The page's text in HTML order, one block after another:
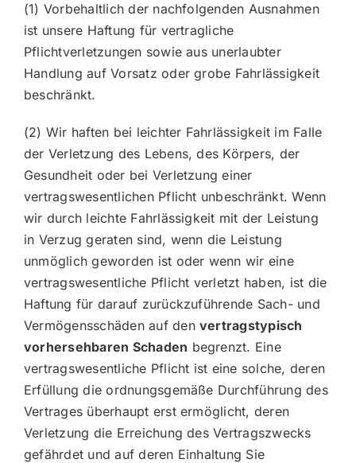
(1) Vorbehaltlich der nachfolgenden Ausnahmen
ist unsere Haftung für vertragliche
Pflichtverletzungen sowie aus unerlaubter
Handlung auf Vorsatz oder grobe Fahrlässigkeit
beschränkt.
(2) Wir haften bei leichter Fahrlässigkeit im Falle
der Verletzung des Lebens, des Körpers, der
Gesundheit oder bei Verletzung einer
vertragswesentlichen Pflicht unbeschränkt. Wenn
wir durch leichte Fahrlässigkeit mit der Leistung
in Verzug geraten sind, wenn die Leistung
unmöglich geworden ist oder wenn wir eine
vertragswesentliche Pflicht verletzt haben, ist die
Haftung für darauf zurückzuführende Sach- und
Vermögensschäden auf den vertragstypisch
vorhersehbaren Schaden begrenzt. Eine
vertragswesentliche Pflicht ist eine solche, deren
Erfüllung die ordnungsgemäße Durchführung des
Vertrages überhaupt erst ermöglicht, deren
Verletzung die Erreichung des Vertragszwecks
gefährdet und auf deren Einhaltung Sie